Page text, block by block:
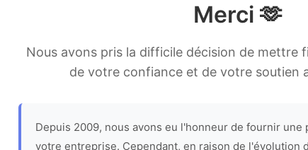
Merci 🫶
Nous avons pris la difficile décision de mettre
de votre confiance et de votre soutien
Depuis 2009, nous avons eu l'honneur de fournir
votre entreprise. Cependant, en raison de l'évolution